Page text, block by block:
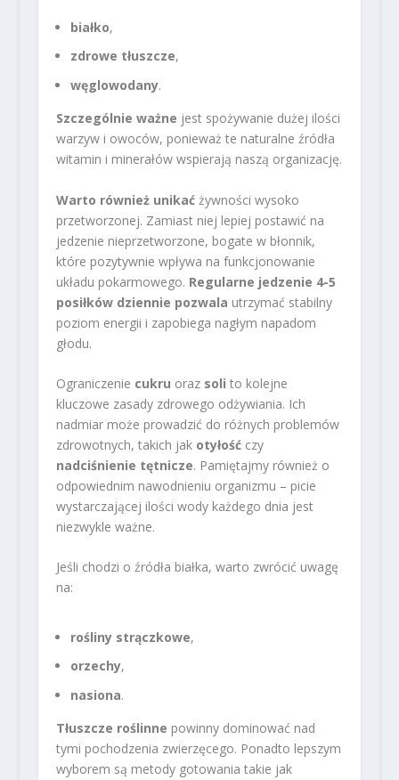
białko,
zdrowe tłuszcze,
węglowodany.
Szczególnie ważne jest spożywanie dużej ilości
warzyw i owoców, ponieważ te naturalne źródła
witamin i minerałów wspierają naszą organizację.
Warto również unikaćżywności wysoko
przetworzonej. Zamiast niej lepiej postawić na
jedzenie nieprzetworzone, bogate w błonnik,
które pozytywnie wpływa na funkcjonowanie
układu pokarmowego. Regularne jedzenie 4-5
posiłków dziennie pozwala utrzymać stabilny
poziom energii i zapobiega nagłym napadom
głodu.
Ograniczenie cukru oraz soli to kolejne
kluczowe zasady zdrowego odżywiania. Ich
nadmiar może prowadzić do różnych problemów
zdrowotnych, takich jak otyłośćczy
nadciśnienie tętnicze. Pamiętajmy również o
odpowiednim nawodnieniu organizmu – picie
wystarczającej ilości wody każdego dnia jest
niezwykle ważne.
Jeśli chodzi o źródła białka, warto zwrócić uwagę
na:
rośliny strączkowe,
orzechy,
nasiona.
Tłuszcze roślinne powinny dominować nad
tymi pochodzenia zwierzęcego. Ponadto lepszym
wyborem są metody gotowania takie jak